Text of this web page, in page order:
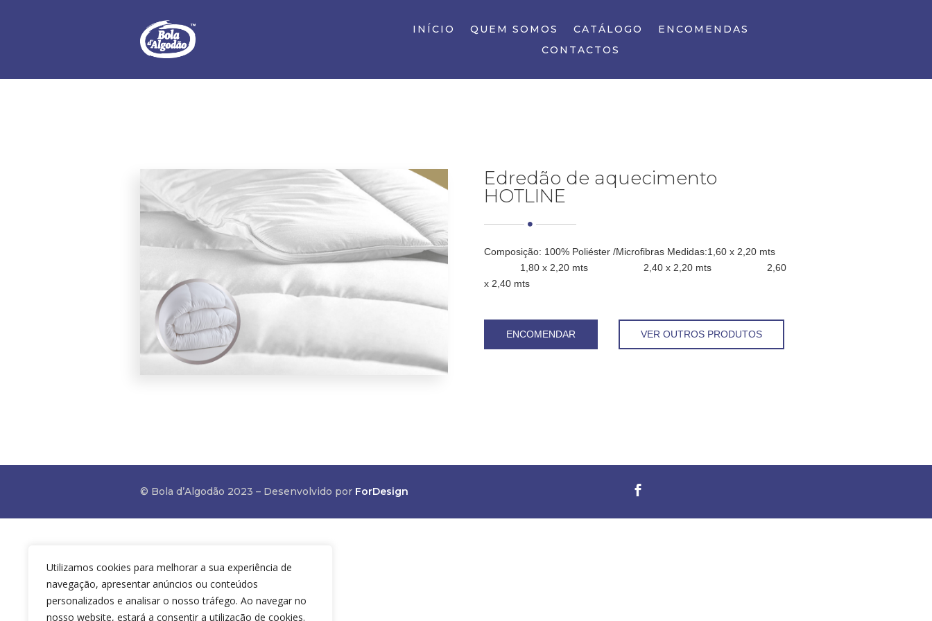
Utilizamos cookies para melhorar a sua experiência de
navegação, apresentar anúncios ou conteúdos
personalizados e analisar o nosso tráfego. Ao navegar no
nosso website, estará a consentir a utilização de cookies.
INÍCIO QUEM SOMOS CATÁLOGO
ENCOMENDAS
CONTACTOS
Edredão de aquecimento
HOTLINE

Composição: 100% Poliéster /Microfibras Medidas:1,60 x 2,20 mts
1,80 x 2,20 mts 2,40 x 2,20 mts 2,60
x 2,40 mts
ENCOMENDAR VER OUTROS PRODUTOS
© Bola d’Algodão 2023 – Desenvolvido por ForDesign 